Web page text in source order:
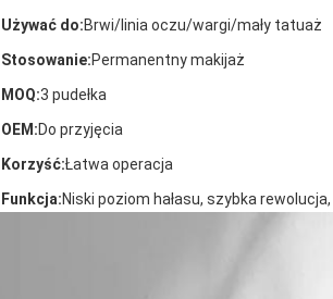
Używać do:Brwi/linia oczu/wargi/mały tatuaż
Stosowanie:Permanentny makijaż
MOQ:3 pudełka
OEM:Do przyjęcia
Korzyść:Łatwa operacja
Funkcja:Niski poziom hałasu, szybka